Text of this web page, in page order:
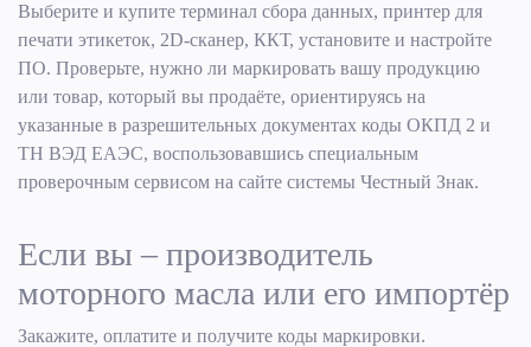
Выберите и купите терминал сбора данных, принтер для
печати этикеток, 2D-сканер, ККТ, установите и настройте
ПО. Проверьте, нужно ли маркировать вашу продукцию
или товар, который вы продаёте, ориентируясь на
указанные в разрешительных документах коды ОКПД 2 и
ТН ВЭД ЕАЭС, воспользовавшись специальным
проверочным сервисом на сайте системы Честный Знак.
Если вы – производитель
моторного масла или его импортёр
Закажите, оплатите и получите коды маркировки.